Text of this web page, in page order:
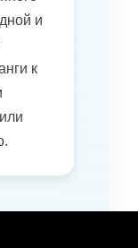
и
к